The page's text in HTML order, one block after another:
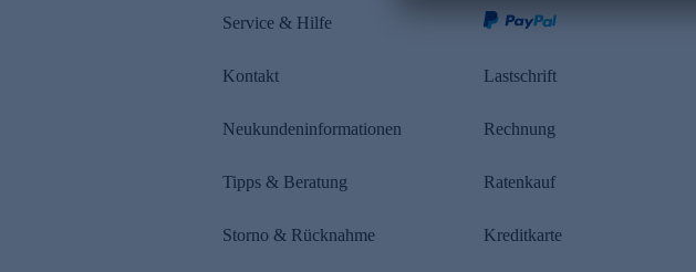
Service & Hilfe
Kontakt
Neukundeninformationen
Tipps & Beratung
Storno & Rücknahme
Lastschrift
Rechnung
Ratenkauf
Kreditkarte